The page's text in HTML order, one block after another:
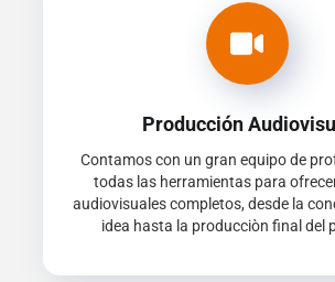
Producción
Contamos con un gran equipo de
todas las herramientas para
audiovisuales completos, desde la
idea hasta la producciòn final del